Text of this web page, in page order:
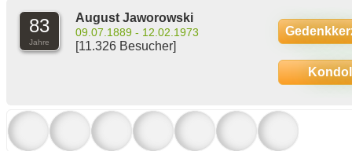
83
Jahre
August Jaworowski
09.07.1889 - 12.02.1973
[11.326 Besucher]